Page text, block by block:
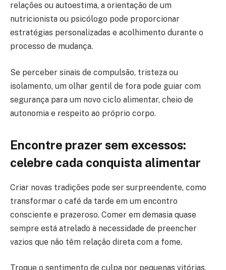
relações ou autoestima, a orientação de um
nutricionista ou psicólogo pode proporcionar
estratégias personalizadas e acolhimento durante o
processo de mudança.
Se perceber sinais de compulsão, tristeza ou
isolamento, um olhar gentil de fora pode guiar com
segurança para um novo ciclo alimentar, cheio de
autonomia e respeito ao próprio corpo.
Encontre prazer sem excessos:
celebre cada conquista alimentar
Criar novas tradições pode ser surpreendente, como
transformar o café da tarde em um encontro
consciente e prazeroso. Comer em demasia quase
sempre está atrelado à necessidade de preencher
vazios que não têm relação direta com a fome.
Troque o sentimento de culpa por pequenas vitórias.